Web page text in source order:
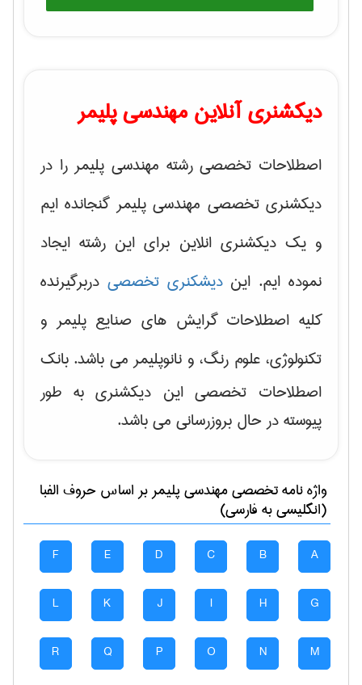
دیکشنری آنلاین مهندسی پلیمر
اصطلاحات تخصصی رشته مهندسی پلیمر را در
دیکشنری تخصصی مهندسی پلیمر گنجانده ایم
و یک دیکشنری انلاین برای این رشته ایجاد
نموده ایم. ایندیشکنری تخصصی دربرگیرنده
کلیه اصطلاحات گرایش های صنایع پلیمر و
تکنولوژی، علوم رنگ، و نانوپلیمر می باشد. بانک
اصطلاحات تخصصی این دیکشنری به طور
پیوسته در حال بروزرسانی می باشد.
واژه نامه تخصصیمهندسی پليمربر اساس حروف الفبا
(انگلیسی به فارسی)
A
B
C
D
E
F
G
H
I
J
K
L
M
N
O
P
Q
R